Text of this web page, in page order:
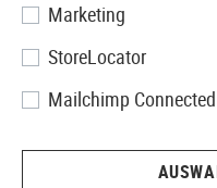
Marketing
StoreLocator
Mailchimp